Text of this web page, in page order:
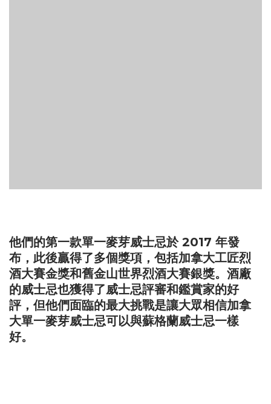
他們的第一款單一麥芽威士忌於 2017 年發
布，此後贏得了多個獎項，包括加拿大工匠烈
酒大賽金獎和舊金山世界烈酒大賽銀獎。酒廠
的威士忌也獲得了威士忌評審和鑑賞家的好
評，但他們面臨的最大挑戰是讓大眾相信加拿
大單一麥芽威士忌可以與蘇格蘭威士忌一樣
好。